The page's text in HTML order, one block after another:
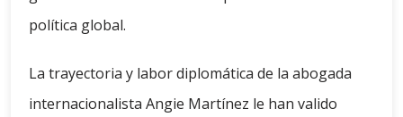
política global.
La trayectoria y labor diplomática de la abogada
internacionalista Angie Martínez le han valido